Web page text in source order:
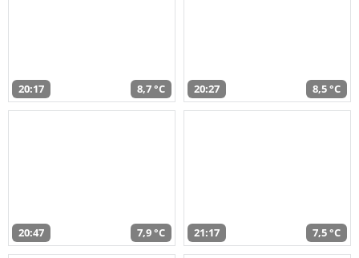
20:17 8,7 °C 20:27 8,5 °C
20:47 7,9 °C 21:17 7,5 °C